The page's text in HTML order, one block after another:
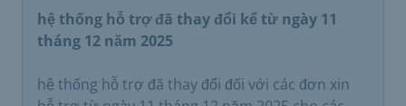
hệ thống hỗ trợ đã thay đổi kể từ ngày 11
tháng 12 năm 2025
hệ thống hỗ trợ đã thay đổi đối với các đơn xin